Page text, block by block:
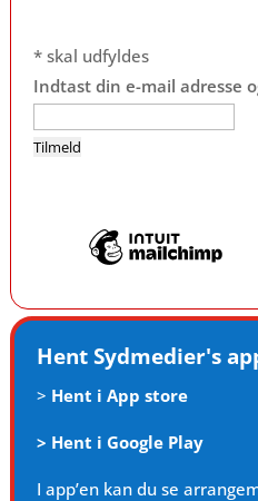
*skal udfyldes
Indtast din e-mail adresse
Hent Sydmedier's
> Hent i App store
> Hent i Google Play
I app’en kan du se